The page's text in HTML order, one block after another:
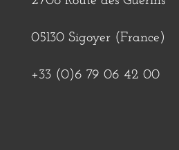
05130 Sigoyer (France)
+33 (0)6 79 06 42 00